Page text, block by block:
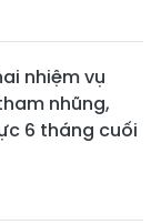
nhiệm vụ
nhũng,
6 tháng cuối